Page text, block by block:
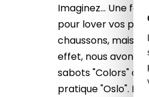
Imaginez... Une
pour lover vos
chaussons, mais
effet, nous avons
sabots "Colors"
pratique "Oslo".